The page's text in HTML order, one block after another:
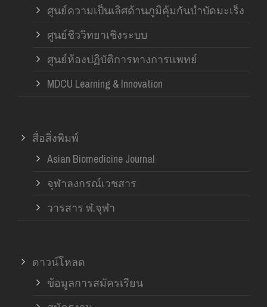
ศูนย์ความเป็นเลิศด้านภูมิคุ้มกันบำบัดมะเร็ง
ศูนย์ชีววิทยาเชิงระบบ
ศูนย์ห้องปฏิบัติการทางการแพทย์
MDCU Learning & Innovation
สื่อสิ่งพิมพ์
Asian Biomedicine Journal
จุฬาลงกรณ์เวชสาร
วารสาร ฬ.จุฬา
ดาวน์โหลด
ข้อมูลการสมัครเรียน